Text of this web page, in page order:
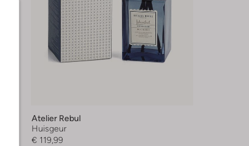
Atelier Rebul
Huisgeur
€ 119,99